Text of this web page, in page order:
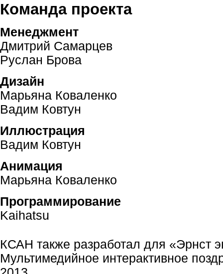
Команда проекта
Менеджмент
Дмитрий Самарцев
Руслан Брова
Дизайн
Марьяна Коваленко
Вадим Ковтун
Иллюстрация
Вадим Ковтун
Анимация
Марьяна Коваленко
Программирование
Kaihatsu
КСАН также разработал для «Эрнст
Мультимедийное интерактивное